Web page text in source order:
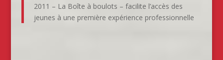
2011 – La Boîte à boulots – facilite l’accès des
jeunes à une première expérience professionnelle